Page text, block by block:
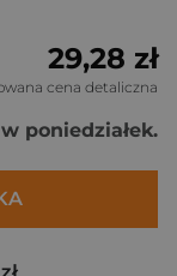
29,28 zł
cena detaliczna
poniedziałek.